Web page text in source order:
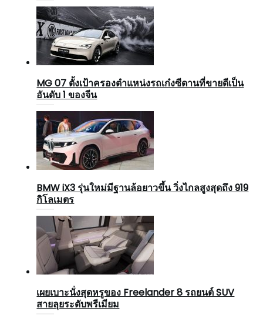
MG 07 ตั้งเป้าครองตำแหน่งรถเก๋งซีดานที่ขายดีเป็น
อันดับ 1 ของจีน
BMW iX3 รุ่นใหม่มีฐานล้อยาวขึ้น วิ่งไกลสูงสุดถึง 919
กิโลเมตร
เผยเบาะนั่งสุดหรูของ Freelander 8 รถยนต์ SUV
สายลุยระดับพรีเมียม